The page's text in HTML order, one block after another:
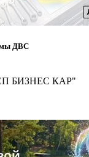
ДВС
БИЗНЕС КАР"